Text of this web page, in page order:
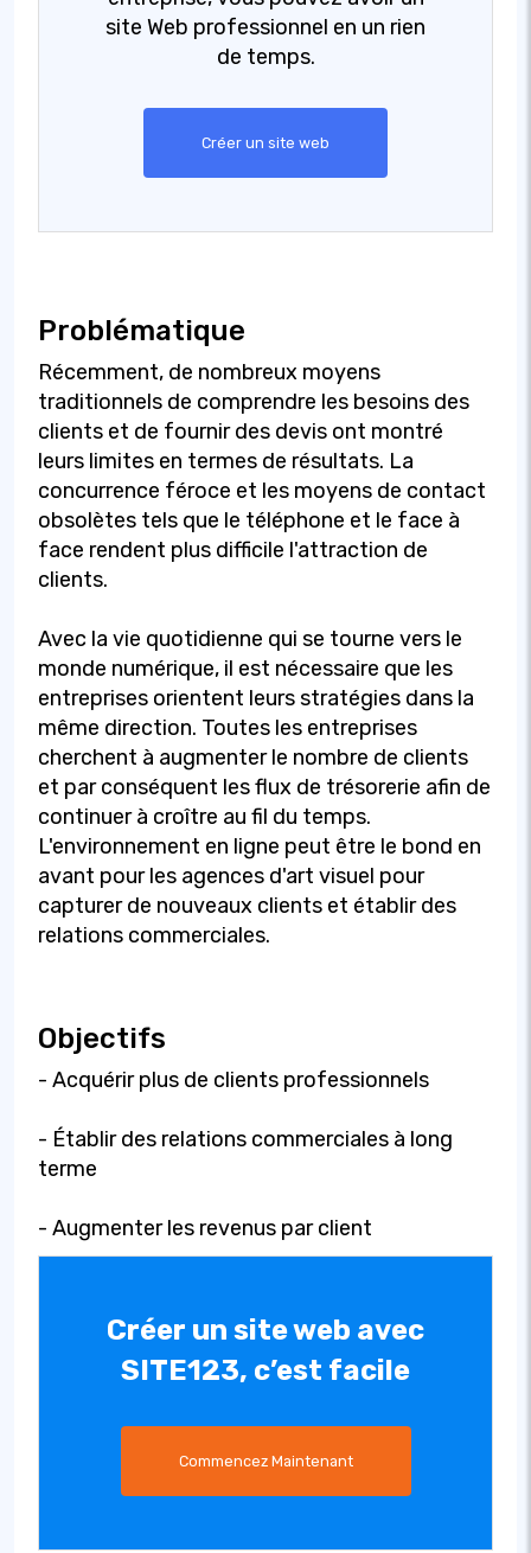
site Web professionnel en un rien
de temps.
Créer un site web
Problématique
Récemment, de nombreux moyens
traditionnels de comprendre les besoins des
clients et de fournir des devis ont montré
leurs limites en termes de résultats. La
concurrence féroce et les moyens de contact
obsolètes tels que le téléphone et le face à
face rendent plus difficile l'attraction de
clients.
Avec la vie quotidienne qui se tourne vers le
monde numérique, il est nécessaire que les
entreprises orientent leurs stratégies dans la
même direction. Toutes les entreprises
cherchent à augmenter le nombre de clients
et par conséquent les flux de trésorerie afin de
continuer à croître au fil du temps.
L'environnement en ligne peut être le bond en
avant pour les agences d'art visuel pour
capturer de nouveaux clients et établir des
relations commerciales.
Objectifs
- Acquérir plus de clients professionnels
- Établir des relations commerciales à long
terme
- Augmenter les revenus par client
Créer un site web avec
SITE123, c’est facile
Commencez Maintenant